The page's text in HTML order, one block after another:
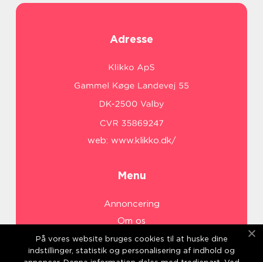
Adresse
web: www.klikko.dk/
Menu
Annoncering
Om os
Cookies
Kontakt os
På vores website bruges cookies til at huske dine
indstillinger, statistik og personalisering af indhold og